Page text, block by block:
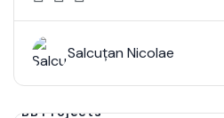
Salcuțan Nicolae
BB Projects